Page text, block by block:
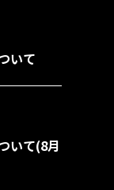
いて
いて(8月